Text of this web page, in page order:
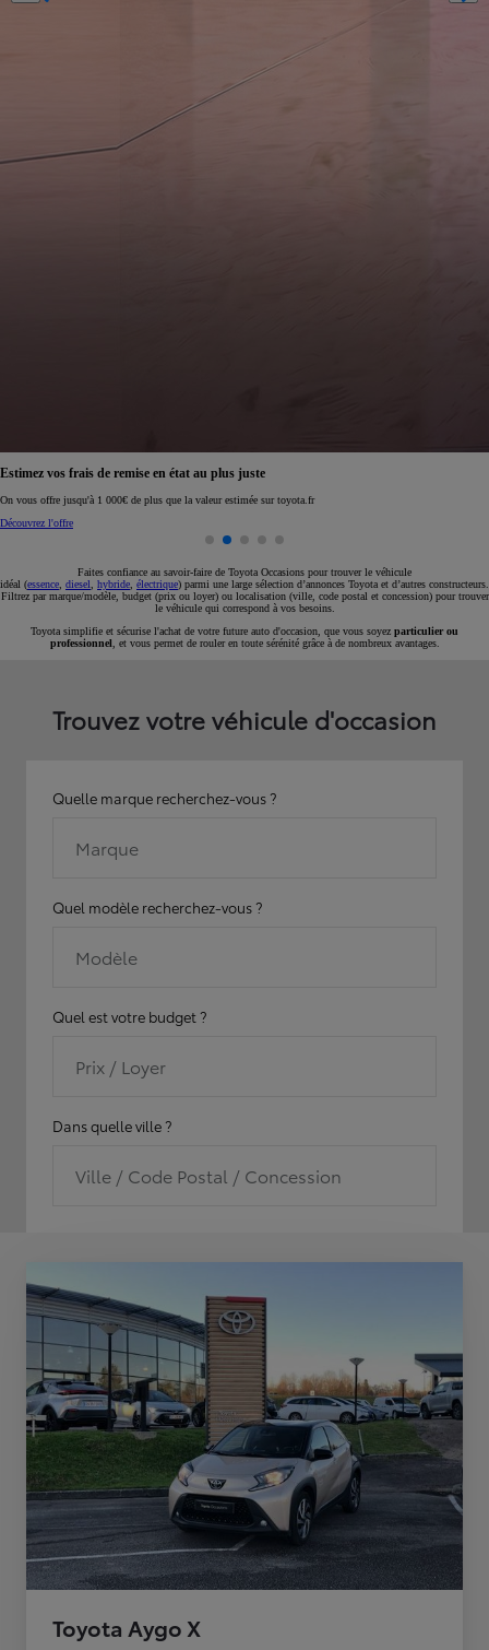
Réservez en ligne votre occasion pour 1€ seulement
Réservez en ligne
Faites confiance au savoir-faire de Toyota Occasions pour trouver le véhicule
idéal (essence diesel hybride électrique) parmi une large sélection d’annonces Toyota et d’autres constructeurs.
Filtrez par marque/modèle, budget (prix ou loyer) ou localisation (ville, code postal et concession) pour trouver
le véhicule qui correspond à vos besoins.
Toyota simplifie et sécurise l'achat de votre future auto d'occasion, que vous soyez particulier ou
professionnel , et vous permet de rouler en toute sérénité grâce à de nombreux avantages.
Trouvez votre véhicule d'occasion
Quelle marque recherchez-vous ?
Marque
Quel modèle recherchez-vous ?
Modèle
Quel est votre budget ?
Prix / Loyer
Dans quelle ville ?
Ville / Code Postal / Concession
Toyota Aygo X